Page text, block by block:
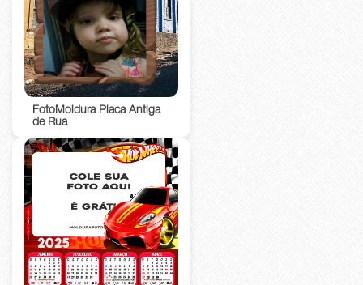
FotoMoldura Placa Antiga
de Rua